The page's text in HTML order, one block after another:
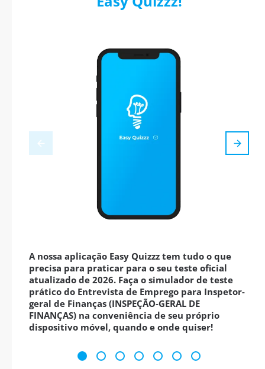
A nossa aplicação Easy Quizzz tem tudo o que
precisa para praticar para o seu teste oficial
atualizado de 2026. Faça o simulador de teste
prático do Entrevista de Emprego para Inspetor-
geral de Finanças (INSPEÇÃO-GERAL DE
FINANÇAS) na conveniência de seu próprio
dispositivo móvel, quando e onde quiser!